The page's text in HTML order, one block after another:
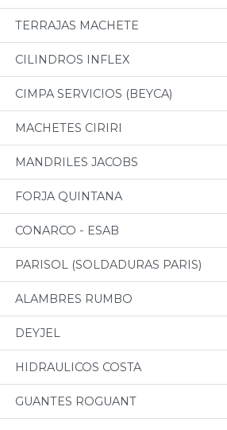
TERRAJAS MACHETE
CILINDROS INFLEX
CIMPA SERVICIOS (BEYCA)
MACHETES CIRIRI
MANDRILES JACOBS
FORJA QUINTANA
CONARCO - ESAB
PARISOL (SOLDADURAS PARIS)
ALAMBRES RUMBO
DEYJEL
HIDRAULICOS COSTA
GUANTES ROGUANT